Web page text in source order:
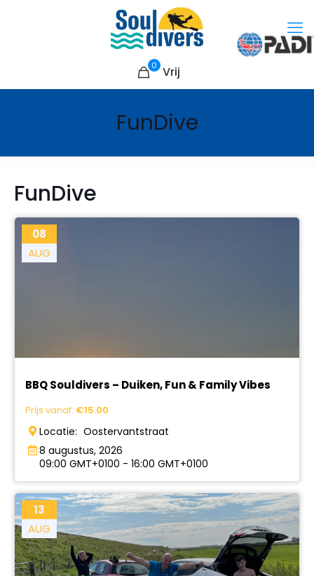
0 Vrij
FunDive
FunDive
08
AUG
BBQ Souldivers – Duiken, Fun & Family Vibes
Prijs vanaf: €15.00
Locatie: Oostervantstraat
8 augustus, 2026
09:00 GMT+0100 - 16:00 GMT+0100
13
AUG